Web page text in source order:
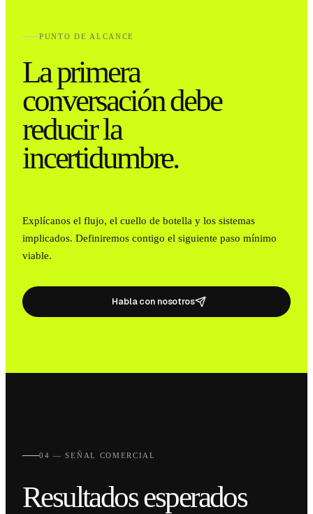
PUNTO DE ALCANCE
La primera
conversación debe
reducir la
incertidumbre.
Explícanos el flujo, el cuello de botella y los sistemas
implicados. Definiremos contigo el siguiente paso mínimo
viable.
Habla con nosotros
04 — SEÑAL COMERCIAL
Resultados esperados